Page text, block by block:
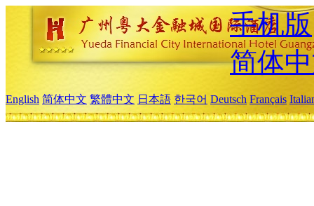
手机版
简体
English 简体中文 繁體中文 日本語 한국어 Deutsch Français